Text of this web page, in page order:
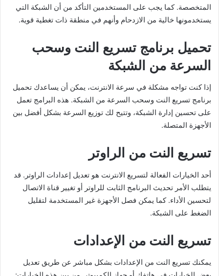
المتخصصة. كما يجب على المستخدمين التأكد من أن الشبكة التي
يستخدمونها خالية من الازدحام وأنهم في منطقة ذات تغطية قوية.
تحميل برنامج تسريع النت وسحب
السرعة من الشبكة
إذا كنت تواجه مشكلة في سرعة الانترنت، يمكن أن يساعدك تحميل
برنامج تسريع النت وسحب السرعة من الشبكة. هذه البرامج تعمل
على تحسين إدارة الشبكة، وتتيح لك توزيع السرعة بشكل أفضل بين
الأجهزة المتصلة.
تسريع النت من الراوتر
أحد الخيارات الفعالة لتسريع الانترنت هو تعديل إعدادات الراوتر. قد
يتطلب الأمر تحديث البرنامج الثابت للراوتر أو تغيير قناة الاتصال
لتحسين الأداء. كما يمكن فصل الأجهزة غير المستخدمة لتقليل
الضغط على الشبكة.
تسريع النت من الإعدادات
يمكنك تسريع النت من الإعدادات بشكل مباشر عن طريق تعديل